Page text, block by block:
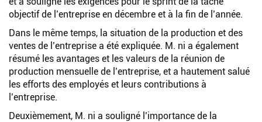
objectif de l’entreprise en décembre et à la fin de l’année.
Dans le même temps, la situation de la production et des
ventes de l’entreprise a été expliquée. M. ni a également
résumé les avantages et les valeurs de la réunion de
production mensuelle de l’entreprise, et a hautement salué
les efforts des employés et leurs contributions à
l’entreprise.
Deuxièmement, M. ni a souligné l’importance de la